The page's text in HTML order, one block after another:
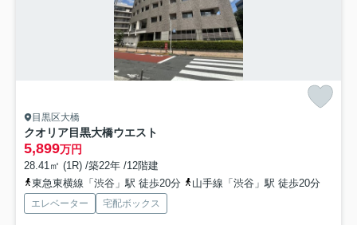
目黒区大橋
クオリア目黒大橋ウエスト
5,899万円
28.41㎡ (1R) /築22年 /12階建
東急東横線「渋谷」駅 徒歩20分
山手線「渋谷」駅 徒歩20分
エレベーター 宅配ボックス